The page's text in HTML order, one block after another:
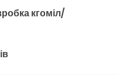
кгоміл/